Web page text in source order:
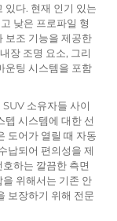
있다. 현재 인기 있는
낮은 프로파일 형
보조 기능을 제공한
장 조명 요소, 그리
운팅 시스템을 포함
소유자들 사이
텝 시스템에 대한 선
도어가 열릴 때 자동
납되어 편의성을 제
하는 깔끔한 측면
위해서는 기존 안
보장하기 위해 전문